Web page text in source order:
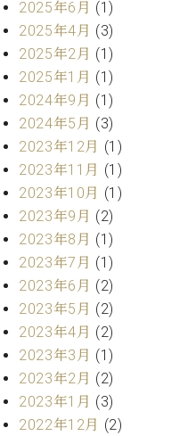
タ
イ
ン
コ
ン
サ
ー
グ
ラ
ン
ド
ピ
ア
ノ
C.
ベ
ヒ
シ
イ
ン・
シ
レ
納
入
実
績
ホ
ル・
ス
タ
ジ
オ
納
入
ッ
ス
ン
ン
ト
代
理
店
主
イ
ベ
ン
ト
コ
ン
ク
ーレ
音楽
教室
ヒ
シ
ュ
イ
ン
・
セ
ン
ト
ラ
ム
京
お
問
せ
2025年6月 (1)
2025年4月 (3)
2025年2月 (1)
2025年1月 (1)
2024年9月 (1)
2024年5月 (3)
2023年12月 (1)
2023年11月 (1)
2023年10月 (1)
2023年9月 (2)
2023年8月 (1)
2023年7月 (1)
2023年6月 (2)
2023年5月 (2)
2023年4月 (2)
2023年3月 (1)
2023年2月 (2)
2023年1月 (3)
2022年12月 (2)